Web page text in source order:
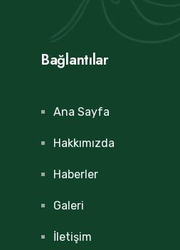
Bağlantılar
Ana Sayfa
Hakkımızda
Haberler
Galeri
İletişim